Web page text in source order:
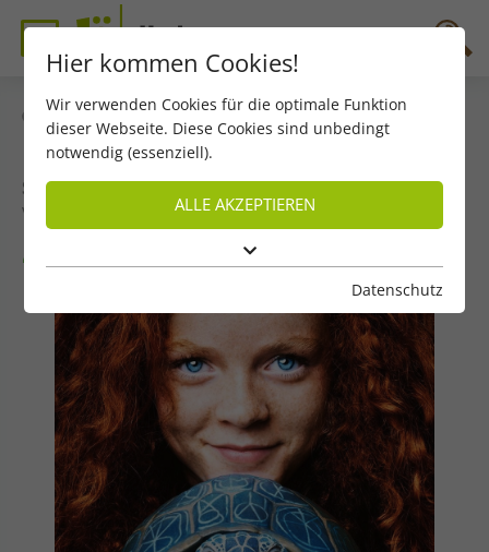
zurück
Szene – Juni 2025
von Matthäus Recheis
4xFact-1xFake-Quiz: Momo
Hier kommen Cookies!
Wir verwenden Cookies für die optimale Funktion
dieser Webseite. Diese Cookies sind unbedingt
notwendig (essenziell).
ALLE AKZEPTIEREN
Datenschutz